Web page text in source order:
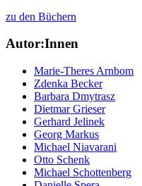
zu den Büchern
Autor:Innen
Marie-Theres Arnbom
Zdenka Becker
Barbara Dmytrasz
Dietmar Grieser
Gerhard Jelinek
Georg Markus
Michael Niavarani
Otto Schenk
Michael Schottenberg